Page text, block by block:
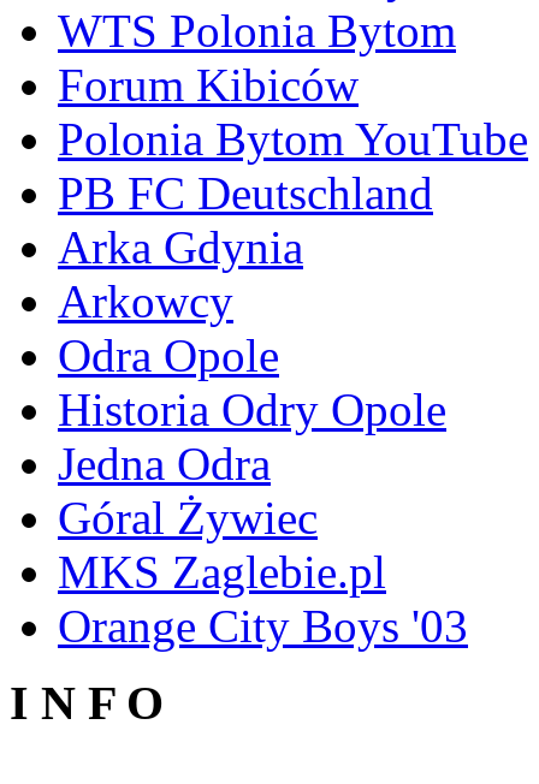
WTS Polonia Bytom
Forum Kibiców
Polonia Bytom YouTube
PB FC Deutschland
Arka Gdynia
Arkowcy
Odra Opole
Historia Odry Opole
Jedna Odra
Góral Żywiec
MKS Zaglebie.pl
Orange City Boys '03
I N F O